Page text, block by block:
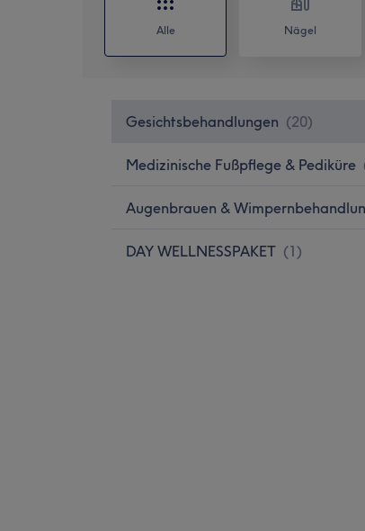
Alle Nägel
Gesichtsbehandlungen (20)
Medizinische Fußpflege & Pediküre
Augenbrauen &
DAY WELLNESSPAKET (1)